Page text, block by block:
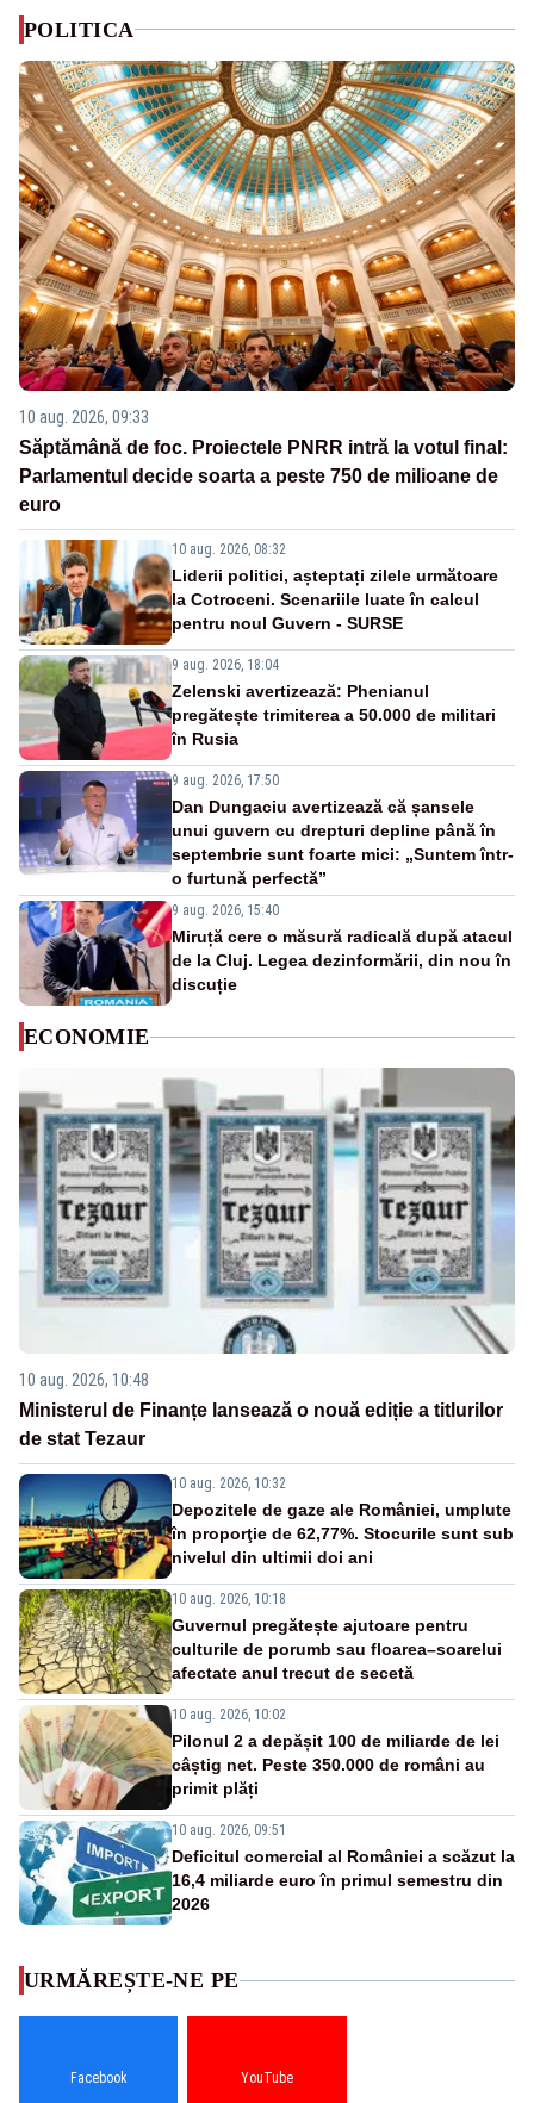
POLITICA
10 aug. 2026, 09:33
Săptămână de foc. Proiectele PNRR intră la votul final:
Parlamentul decide soarta a peste 750 de milioane de
euro
10 aug. 2026, 08:32
Liderii politici, așteptați zilele următoare
la Cotroceni. Scenariile luate în calcul
pentru noul Guvern - SURSE
9 aug. 2026, 18:04
Zelenski avertizează: Phenianul
pregătește trimiterea a 50.000 de militari
în Rusia
9 aug. 2026, 17:50
Dan Dungaciu avertizează că șansele
unui guvern cu drepturi depline până în
septembrie sunt foarte mici: „Suntem într-
o furtună perfectă”
9 aug. 2026, 15:40
Miruță cere o măsură radicală după atacul
de la Cluj. Legea dezinformării, din nou în
discuție
ECONOMIE
10 aug. 2026, 10:48
Ministerul de Finanțe lansează o nouă ediție a titlurilor
de stat Tezaur
10 aug. 2026, 10:32
Depozitele de gaze ale României, umplute
în proporţie de 62,77%. Stocurile sunt sub
nivelul din ultimii doi ani
10 aug. 2026, 10:18
Guvernul pregătește ajutoare pentru
culturile de porumb sau floarea–soarelui
afectate anul trecut de secetă
10 aug. 2026, 10:02
Pilonul 2 a depășit 100 de miliarde de lei
câștig net. Peste 350.000 de români au
primit plăți
10 aug. 2026, 09:51
Deficitul comercial al României a scăzut la
16,4 miliarde euro în primul semestru din
2026
URMĂREȘTE-NE PE
Facebook YouTube